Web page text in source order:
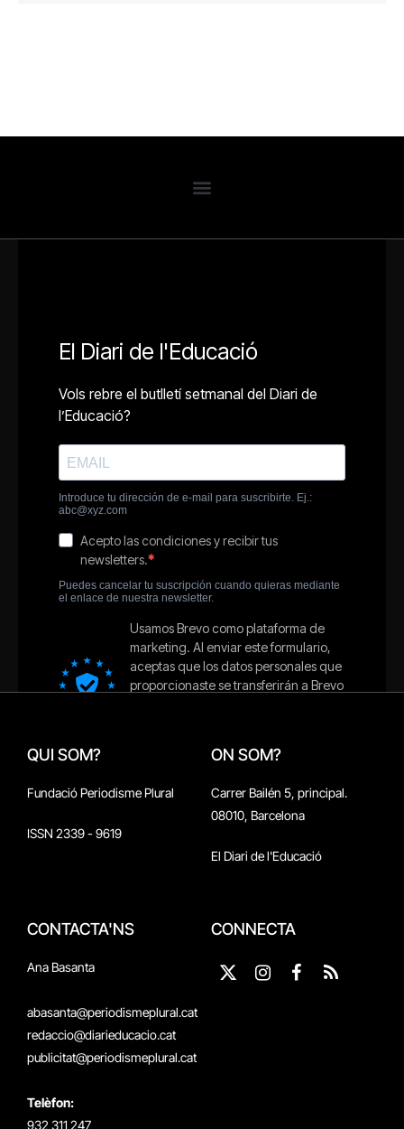
QUI SOM?
Fundació Periodisme Plural
ISSN 2339 - 9619
ON SOM?
Carrer Bailén 5, principal.
08010, Barcelona
El Diari de l'Educació
CONTACTA'NS
Ana Basanta
abasanta@periodismeplural.cat
redaccio@diarieducacio.cat
publicitat@periodismeplural.cat
Telèfon:
932 311 247
CONNECTA
X
Instagram
Facebook
RSS